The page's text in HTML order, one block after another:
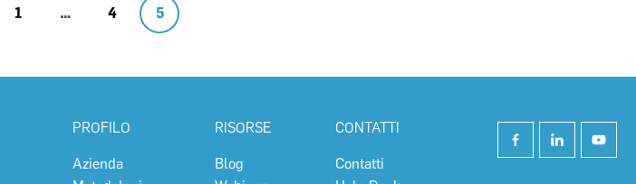
1 … 4 5
PROFILO
Azienda
RISORSE
Blog
CONTATTI
Contatti